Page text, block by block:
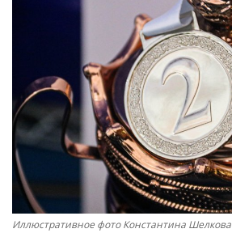
СПОРТ
Чек-лист
РАЗВЛЕЧЕНИЯ
OFFICIAL
Иллюстративное фото Константина Шелкова